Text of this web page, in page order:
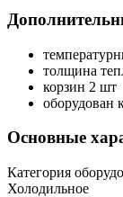
толщина
корзин 2 шт
оборудован
Основные
Категория
Холодильное